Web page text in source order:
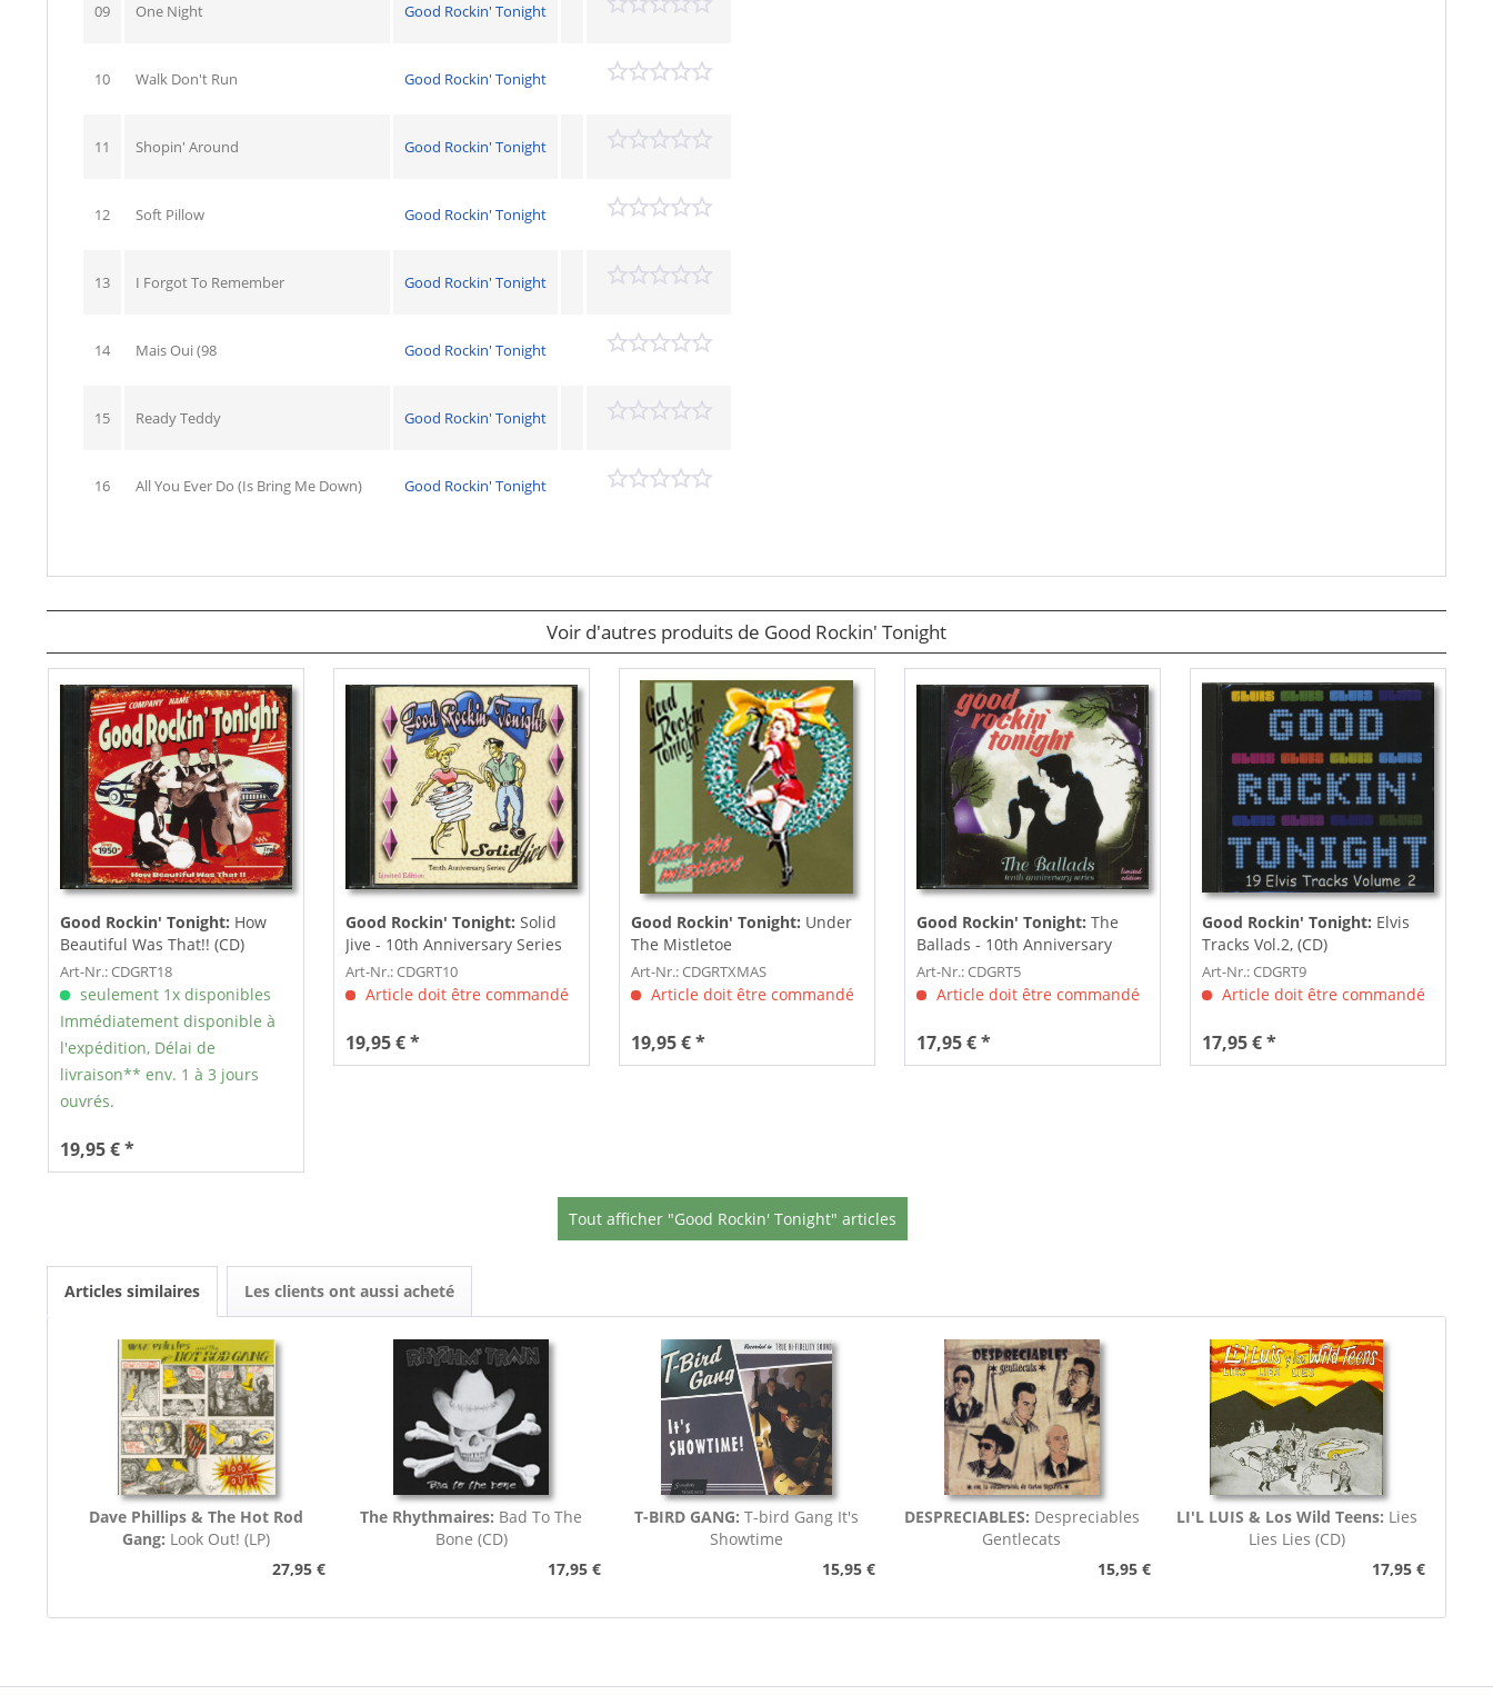
09 One Night Good Rockin' Tonight
10 Walk Don't Run Good Rockin' Tonight
11 Shopin' Around Good Rockin' Tonight
12 Soft Pillow Good Rockin' Tonight
13 I Forgot To Remember Good Rockin' Tonight
14 Mais Oui (98 Good Rockin' Tonight
15 Ready Teddy Good Rockin' Tonight
16 All You Ever Do (Is Bring Me Down) Good Rockin' Tonight
Voir d'autres produits de Good Rockin' Tonight
Good Rockin' Tonight: How
Beautiful Was That!! (CD)
Art-Nr.: CDGRT18
seulement 1x disponibles
Immédiatement disponible à
l'expédition, Délai de
livraison** env. 1 à 3 jours
ouvrés.
19,95 € *
Good Rockin' Tonight: Solid
Jive - 10th Anniversary Series
(CD,...
Art-Nr.: CDGRT10
Article doit être commandé
19,95 € *
Good Rockin' Tonight: Under
The Mistletoe
Art-Nr.: CDGRTXMAS
Article doit être commandé
19,95 € *
Good Rockin' Tonight: The
Ballads - 10th Anniversary
Series (CD,...
Art-Nr.: CDGRT5
Article doit être commandé
17,95 € *
Good Rockin' Tonight: Elvis
Tracks Vol.2, (CD)
Art-Nr.: CDGRT9
Article doit être commandé
17,95 € *
Tout afficher "Good Rockin' Tonight" articles
Articles similaires Les clients ont aussi acheté
Dave Phillips & The Hot Rod
Gang: Look Out! (LP)
27,95 €
The Rhythmaires: Bad To The
Bone (CD)
17,95 €
T-BIRD GANG: T-bird Gang It's
Showtime
15,95 €
DESPRECIABLES: Despreciables
Gentlecats
15,95 €
LI'L LUIS & Los Wild Teens: Lies
Lies Lies (CD)
17,95 €